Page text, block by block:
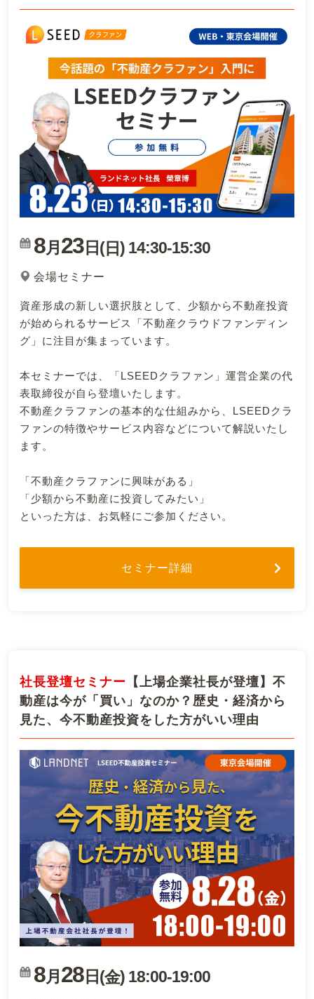
8月 23日(日) 14:30-15:30
会場セミナー
資産形成の新しい選択肢として、少額から不動産投資
が始められるサービス「不動産クラウドファンディン
グ」に注目が集まっています。
本セミナーでは、「LSEEDクラファン」運営企業の代
表取締役が自ら登壇いたします。
不動産クラファンの基本的な仕組みから、LSEEDクラ
ファンの特徴やサービス内容などについて解説いたし
ます。
「不動産クラファンに興味がある」
「少額から不動産に投資してみたい」
といった方は、お気軽にご参加ください。
セミナー詳細
社長登壇セミナー 【上場企業社長が登壇】不
動産は今が「買い」なのか？歴史・経済から
見た、今不動産投資をした方がいい理由
8月 28日(金) 18:00-19:00